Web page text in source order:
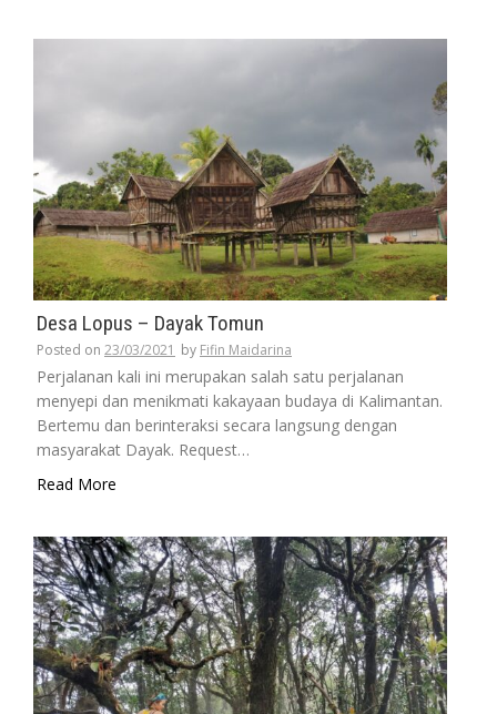
Desa Lopus – Dayak Tomun
Posted on 23/03/2021 by Fifin Maidarina
Perjalanan kali ini merupakan salah satu perjalanan
menyepi dan menikmati kakayaan budaya di Kalimantan.
Bertemu dan berinteraksi secara langsung dengan
masyarakat Dayak. Request…
Read More